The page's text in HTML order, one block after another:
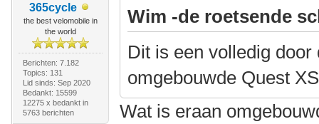
365cycle
the best velomobile in
the world
Berichten: 7.182
Topics: 131
Lid sinds: Sep 2020
Bedankt: 15599
12275 x bedankt in
5763 berichten
Wim -de roetsende
Dit is een volledig
omgebouwde Quest
Wat is eraan